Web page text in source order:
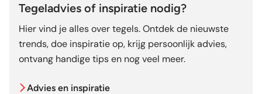
Tegeladvies of inspiratie nodig?
Hier vind je alles over tegels. Ontdek de nieuwste
trends, doe inspiratie op, krijg persoonlijk advies,
ontvang handige tips en nog veel meer.
Advies en inspiratie